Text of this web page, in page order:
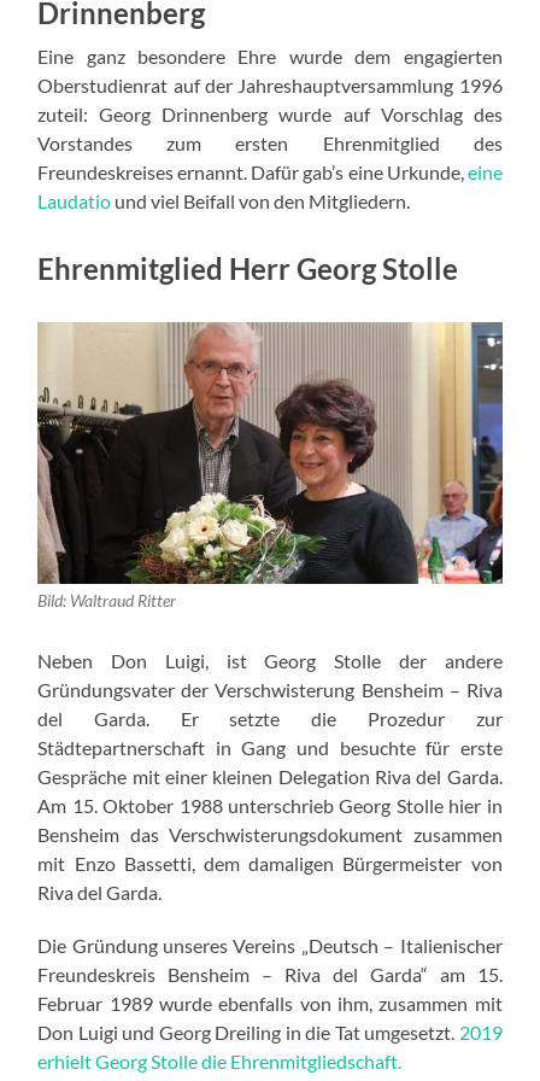
Drinnenberg
Eine ganz besondere Ehre wurde dem engagierten
Oberstudienrat auf der Jahreshauptversammlung 1996
zuteil: Georg Drinnenberg wurde auf Vorschlag des
Vorstandes zum ersten Ehrenmitglied des
Freundeskreises ernannt. Dafür gab’s eine Urkunde,eine
Laudatio und viel Beifall von den Mitgliedern.
Ehrenmitglied Herr Georg Stolle
Bild: Waltraud Ritter
Neben Don Luigi, ist Georg Stolle der andere
Gründungsvater der Verschwisterung Bensheim – Riva
del Garda. Er setzte die Prozedur zur
Städtepartnerschaft in Gang und besuchte für erste
Gespräche mit einer kleinen Delegation Riva del Garda.
Am 15. Oktober 1988 unterschrieb Georg Stolle hier in
Bensheim das Verschwisterungsdokument zusammen
mit Enzo Bassetti, dem damaligen Bürgermeister von
Riva del Garda.
Die Gründung unseres Vereins „Deutsch – Italienischer
Freundeskreis Bensheim – Riva del Garda“ am 15.
Februar 1989 wurde ebenfalls von ihm, zusammen mit
Don Luigi und Georg Dreiling in die Tat umgesetzt. 2019
erhielt Georg Stolle die Ehrenmitgliedschaft.